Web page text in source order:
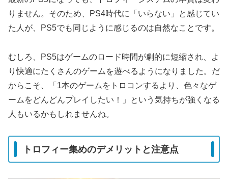
りません。そのため、PS4時代に「いらない」と感じてい
た人が、PS5でも同じように感じるのは自然なことです。
むしろ、PS5はゲームのロード時間が劇的に短縮され、よ
り快適にたくさんのゲームを遊べるようになりました。だ
からこそ、「1本のゲームをトロコンするより、色々なゲ
ームをどんどんプレイしたい！」という気持ちが強くなる
人もいるかもしれませんね。
トロフィー集めのデメリットと注意点